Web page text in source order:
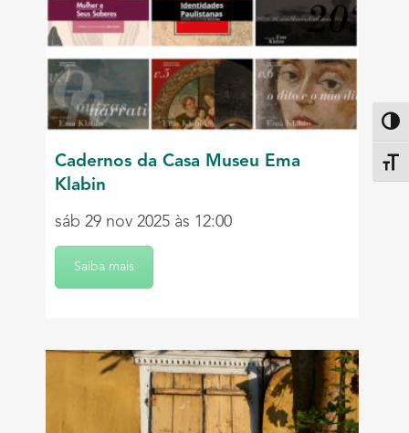
Cadernos da Casa Museu Ema
Klabin
sáb 29 nov 2025 às 12:00
Saiba mais